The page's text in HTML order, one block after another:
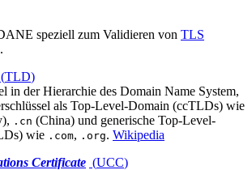
speziell zum Validieren von TLS
(TLD)
in der Hierarchie des Domain Name System,
als Top-Level-Domain (ccTLDs) wie
.cn (China) und generische Top-Level-
wie .com, .org. Wikipedia
Certificate (UCC)